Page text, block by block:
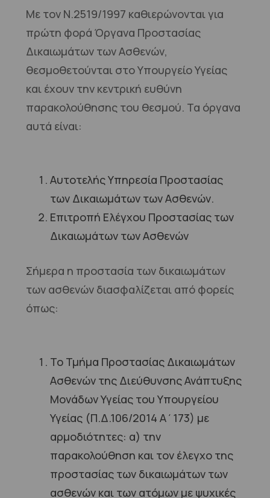
Με τον Ν.2519/1997 καθιερώνονται για
πρώτη φορά Όργανα Προστασίας
Δικαιωμάτων των Ασθενών,
θεσμοθετούνται στο Υπουργείο Υγείας
και έχουν την κεντρική ευθύνη
παρακολούθησης του θεσμού. Τα όργανα
αυτά είναι:
Αυτοτελής Υπηρεσία Προστασίας
των Δικαιωμάτων των Ασθενών.
Επιτροπή Ελέγχου Προστασίας των
Δικαιωμάτων των Ασθενών
Σήμερα η προστασία των δικαιωμάτων
των ασθενών διασφαλίζεται από φορείς
όπως:
Το Τμήμα Προστασίας Δικαιωμάτων
Ασθενών της Διεύθυνσης Ανάπτυξης
Μονάδων Υγείας του Υπουργείου
Υγείας (Π.Δ.106/2014 Α΄173) με
αρμοδιότητες: α) την
παρακολούθηση και τον έλεγχο της
προστασίας των δικαιωμάτων των
ασθενών και των ατόμων με ψυχικές